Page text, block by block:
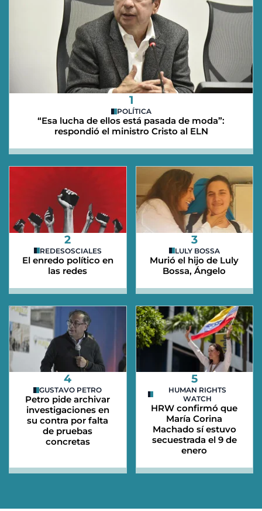
1
POLÍTICA
“Esa lucha de ellos está pasada de moda”:
respondió el ministro Cristo al ELN
2
REDESOSCIALES
El enredo político en
las redes
3
LULY BOSSA
Murió el hijo de Luly
Bossa, Ángelo
4
GUSTAVO PETRO
Petro pide archivar
investigaciones en
su contra por falta
de pruebas
concretas
5
HUMAN RIGHTS
WATCH
HRW confirmó que
María Corina
Machado sí estuvo
secuestrada el 9 de
enero